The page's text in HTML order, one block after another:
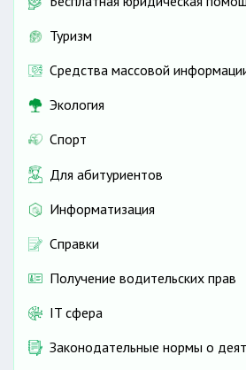
Туризм
Средства массовой
Экология
Спорт
Для абитуриентов
Информатизация
Справки
Получение водительских прав
IT сфера
Законодательные нормы о